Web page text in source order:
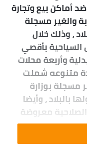
أماكن بيع وتجارة
والغير مسجلة
، وذلك خلال
بأقصي
وأربعة محلات
ضبط عدد ( 11977 ) وحدة متنوعه شملت
بوزارة
بالبلاد ، وأيضا
الصلاحية معروضة
تقريبا ، وقد